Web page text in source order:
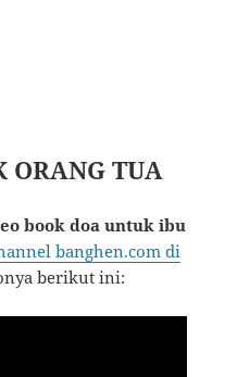
ORANG TUA
book doa untuk ibu
banghen.com di
berikut ini: